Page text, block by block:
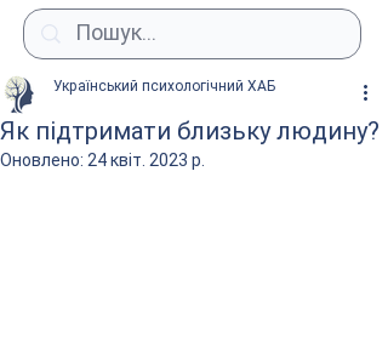
Як підтримати близьку людину?
Український психологічний ХАБ
Оновлено: 24 квіт. 2023 р.